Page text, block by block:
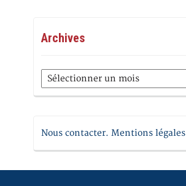
Archives
Archives
Nous contacter. Mentions légales